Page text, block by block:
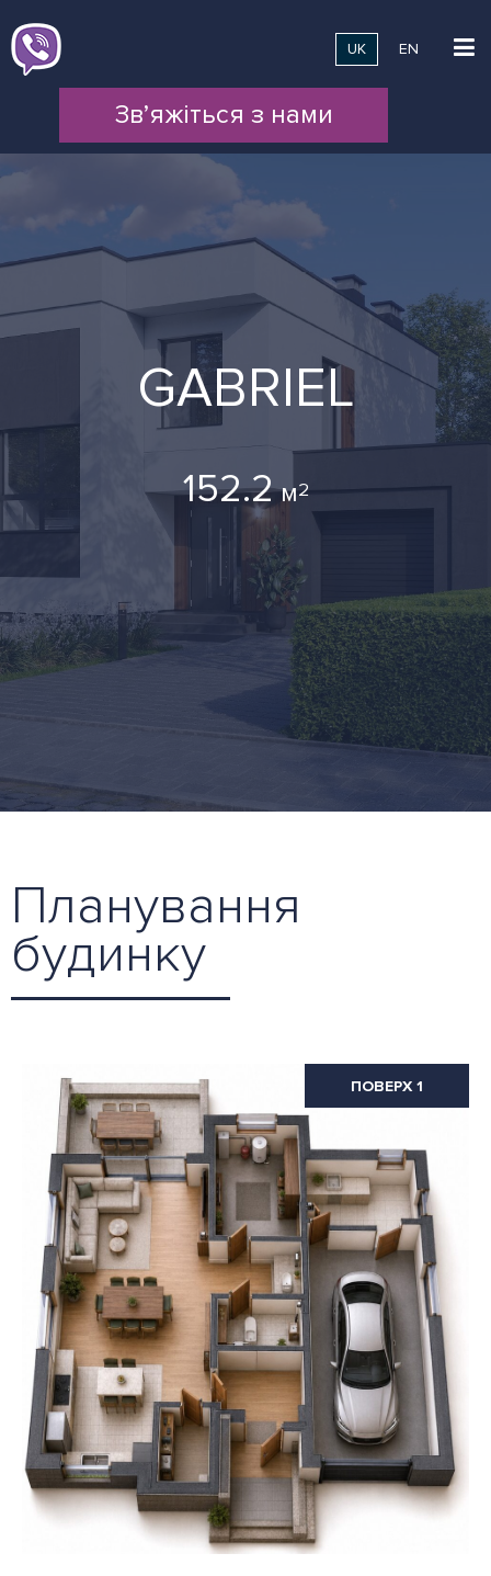
UK EN
Зв’яжіться з нами
GABRIEL
152.2м2
Планування
будинку
ПОВЕРХ 1